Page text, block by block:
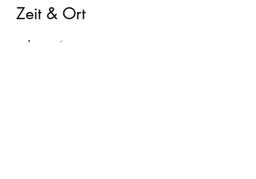
Zeit & Ort
23 Jan 2026, 20:30 – 20:45